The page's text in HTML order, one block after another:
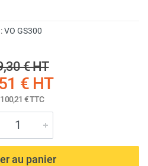
VO GS300
€HT
€HT
100,21 €TTC
au panier